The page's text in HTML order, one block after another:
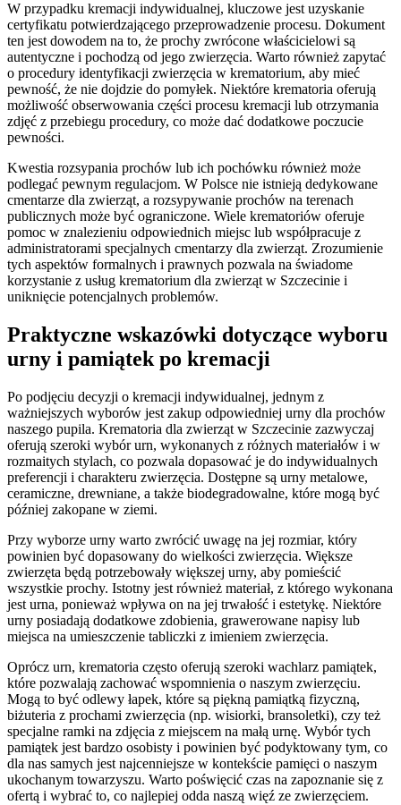
W przypadku kremacji indywidualnej, kluczowe jest uzyskanie
certyfikatu potwierdzającego przeprowadzenie procesu. Dokument
ten jest dowodem na to, że prochy zwrócone właścicielowi są
autentyczne i pochodzą od jego zwierzęcia. Warto również zapytać
o procedury identyfikacji zwierzęcia w krematorium, aby mieć
pewność, że nie dojdzie do pomyłek. Niektóre krematoria oferują
możliwość obserwowania części procesu kremacji lub otrzymania
zdjęć z przebiegu procedury, co może dać dodatkowe poczucie
pewności.
Kwestia rozsypania prochów lub ich pochówku również może
podlegać pewnym regulacjom. W Polsce nie istnieją dedykowane
cmentarze dla zwierząt, a rozsypywanie prochów na terenach
publicznych może być ograniczone. Wiele krematoriów oferuje
pomoc w znalezieniu odpowiednich miejsc lub współpracuje z
administratorami specjalnych cmentarzy dla zwierząt. Zrozumienie
tych aspektów formalnych i prawnych pozwala na świadome
korzystanie z usług krematorium dla zwierząt w Szczecinie i
uniknięcie potencjalnych problemów.
Praktyczne wskazówki dotyczące wyboru
urny i pamiątek po kremacji
Po podjęciu decyzji o kremacji indywidualnej, jednym z
ważniejszych wyborów jest zakup odpowiedniej urny dla prochów
naszego pupila. Krematoria dla zwierząt w Szczecinie zazwyczaj
oferują szeroki wybór urn, wykonanych z różnych materiałów i w
rozmaitych stylach, co pozwala dopasować je do indywidualnych
preferencji i charakteru zwierzęcia. Dostępne są urny metalowe,
ceramiczne, drewniane, a także biodegradowalne, które mogą być
później zakopane w ziemi.
Przy wyborze urny warto zwrócić uwagę na jej rozmiar, który
powinien być dopasowany do wielkości zwierzęcia. Większe
zwierzęta będą potrzebowały większej urny, aby pomieścić
wszystkie prochy. Istotny jest również materiał, z którego wykonana
jest urna, ponieważ wpływa on na jej trwałość i estetykę. Niektóre
urny posiadają dodatkowe zdobienia, grawerowane napisy lub
miejsca na umieszczenie tabliczki z imieniem zwierzęcia.
Oprócz urn, krematoria często oferują szeroki wachlarz pamiątek,
które pozwalają zachować wspomnienia o naszym zwierzęciu.
Mogą to być odlewy łapek, które są piękną pamiątką fizyczną,
biżuteria z prochami zwierzęcia (np. wisiorki, bransoletki), czy też
specjalne ramki na zdjęcia z miejscem na małą urnę. Wybór tych
pamiątek jest bardzo osobisty i powinien być podyktowany tym, co
dla nas samych jest najcenniejsze w kontekście pamięci o naszym
ukochanym towarzyszu. Warto poświęcić czas na zapoznanie się z
ofertą i wybrać to, co najlepiej odda naszą więź ze zwierzęciem.